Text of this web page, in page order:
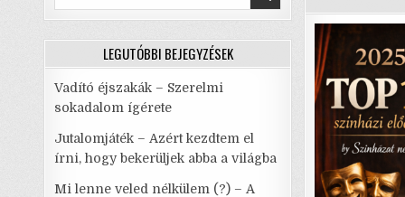
for:
LEGUTÓBBI BEJEGYZÉSEK
Vadító éjszakák – Szerelmi
sokadalom ígérete
Jutalomjáték – Azért kezdtem el
írni, hogy bekerüljek abba a világba
Mi lenne veled nélkülem (?) – A